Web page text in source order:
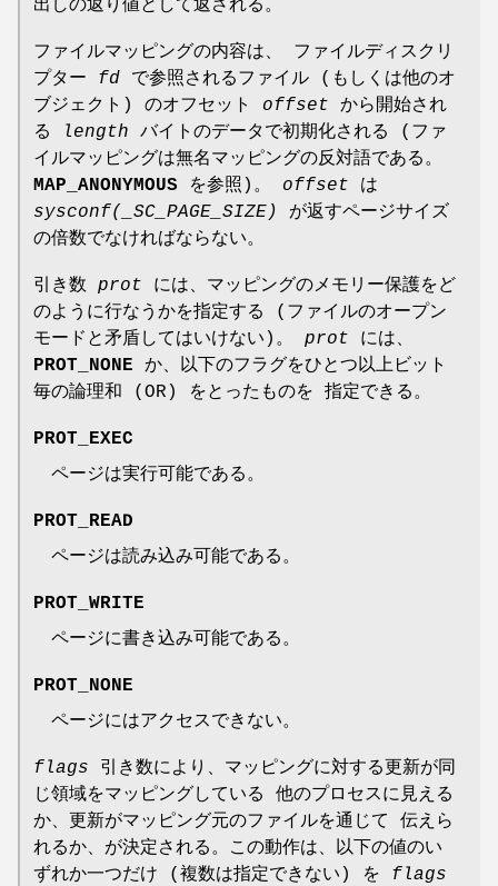
出しの返り値として返される。
ファイルマッピングの内容は、 ファイルディスクリ
プター fd で参照されるファイル (もしくは他のオ
ブジェクト) のオフセット offset から開始され
る
length バイトのデータで初期化される (ファ
イルマッピングは無名マッピングの反対語である。
MAP_ANONYMOUS を参照)。 offset は
sysconf(_SC_PAGE_SIZE)
が返すページサイズ
の倍数でなければならない。
引き数 prot には、マッピングのメモリー保護をど
のように行なうかを指定する (ファイルのオープン
モードと矛盾してはいけない)。 prot には、
PROT_NONE か、以下のフラグをひとつ以上ビット
毎の論理和 (OR) をとったものを 指定できる。
PROT_EXEC
ページは実行可能である。
PROT_READ
ページは読み込み可能である。
PROT_WRITE
ページに書き込み可能である。
PROT_NONE
ページにはアクセスできない。
flags 引き数により、マッピングに対する更新が同
じ領域をマッピングしている 他のプロセスに見える
か、更新がマッピング元のファイルを通じて 伝えら
れるか、が決定される。この動作は、以下の値のい
ずれか一つだけ (複数は指定できない) を flags